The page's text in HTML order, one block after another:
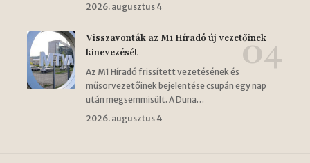
2026. augusztus 4
Visszavonták az M1 Híradó új vezetőinek
kinevezését
Az M1 Híradó frissített vezetésének és
műsorvezetőinek bejelentése csupán egy nap
után megsemmisült. A Duna…
2026. augusztus 4